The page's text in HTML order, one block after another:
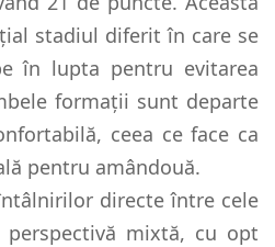
stadiul diferit în care se
în lupta pentru evitarea
formații sunt departe
ceea ce face ca
pentru amândouă.
directe între cele
mixtă, cu opt